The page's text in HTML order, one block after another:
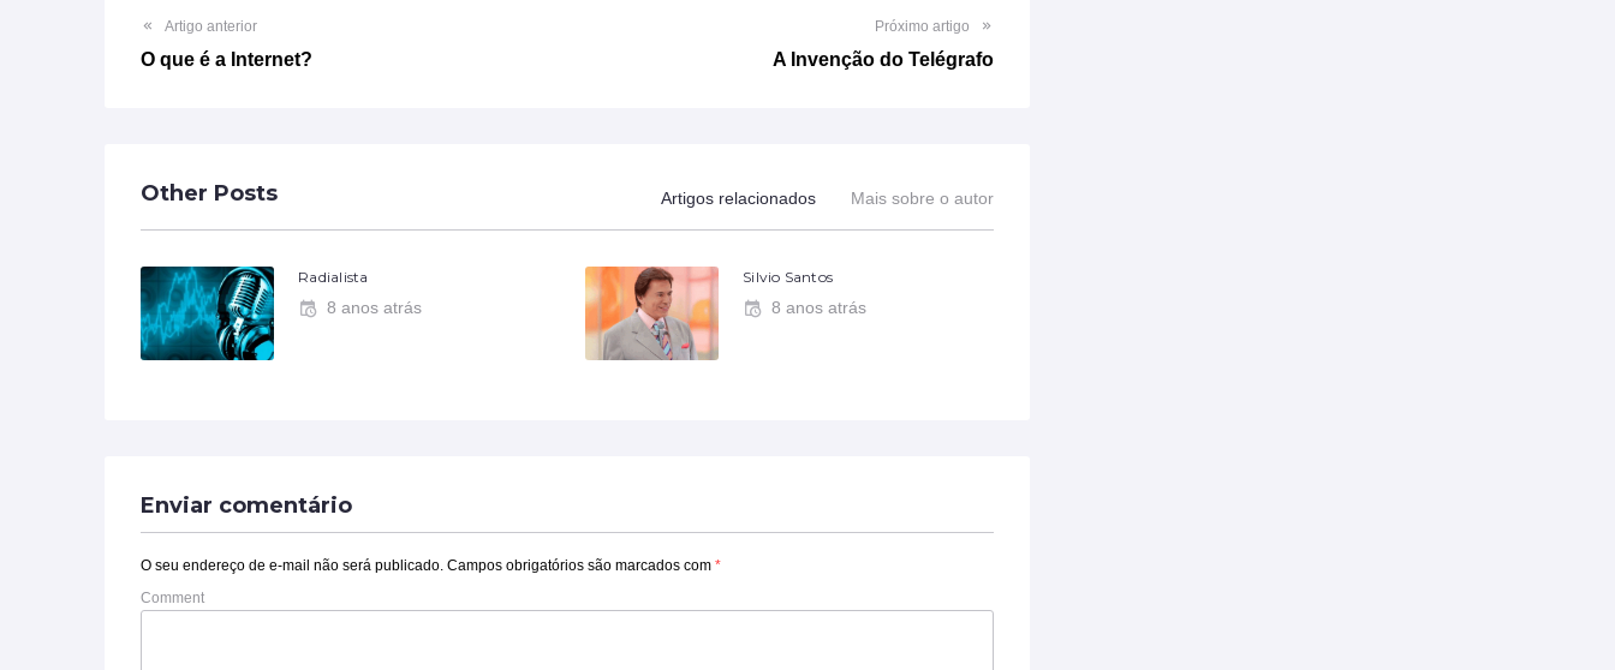
Artigo anterior
O que é a Internet?
Próximo artigo
A Invenção do Telégrafo
Other Posts Artigos relacionados Mais sobre o autor
Radialista
8 anos atrás
Silvio Santos
8 anos atrás
Enviar comentário
O seu endereço de e-mail não será publicado. Campos obrigatórios são marcados com *
Comment